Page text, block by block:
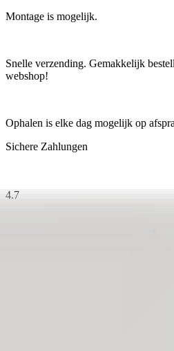
Montage is mogelijk.
Snelle verzending. Gemakkelijk
webshop!
Ophalen is elke dag mogelijk op
Sichere Zahlungen
4.7